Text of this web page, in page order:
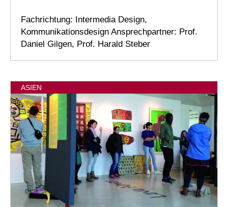
Fachrichtung: Intermedia Design,
Kommunikationsdesign Ansprechpartner: Prof.
Daniel Gilgen, Prof. Harald Steber
ASIEN